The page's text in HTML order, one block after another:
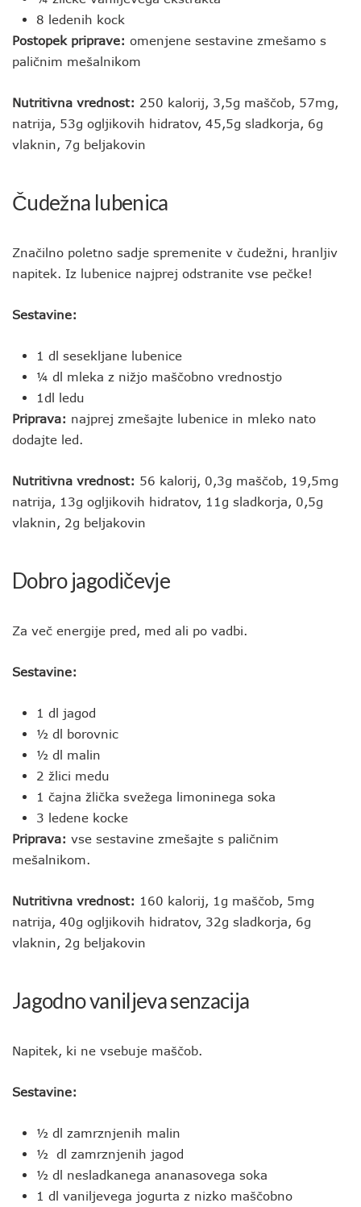
8 ledenih kock
Postopek priprave: omenjene sestavine zmešamo s
paličnim mešalnikom
Nutritivna vrednost: 250 kalorij, 3,5g maščob, 57mg,
natrija, 53g ogljikovih hidratov, 45,5g sladkorja, 6g
vlaknin, 7g beljakovin
Čudežna lubenica
Značilno poletno sadje spremenite v čudežni, hranljiv
napitek. Iz lubenice najprej odstranite vse pečke!
Sestavine:
1 dl sesekljane lubenice
¼ dl mleka z nižjo maščobno vrednostjo
1dl ledu
Priprava: najprej zmešajte lubenice in mleko nato
dodajte led.
Nutritivna vrednost: 56 kalorij, 0,3g maščob, 19,5mg
natrija, 13g ogljikovih hidratov, 11g sladkorja, 0,5g
vlaknin, 2g beljakovin
Dobro jagodičevje
Za več energije pred, med ali po vadbi.
Sestavine:
1 dl jagod
½ dl borovnic
½ dl malin
2 žlici medu
1 čajna žlička svežega limoninega soka
3 ledene kocke
Priprava: vse sestavine zmešajte s paličnim
mešalnikom.
Nutritivna vrednost: 160 kalorij, 1g maščob, 5mg
natrija, 40g ogljikovih hidratov, 32g sladkorja, 6g
vlaknin, 2g beljakovin
Jagodno vaniljeva senzacija
Napitek, ki ne vsebuje maščob.
Sestavine:
½ dl zamrznjenih malin
½ dl zamrznjenih jagod
½ dl nesladkanega ananasovega soka
1 dl vaniljevega jogurta z nizko maščobno